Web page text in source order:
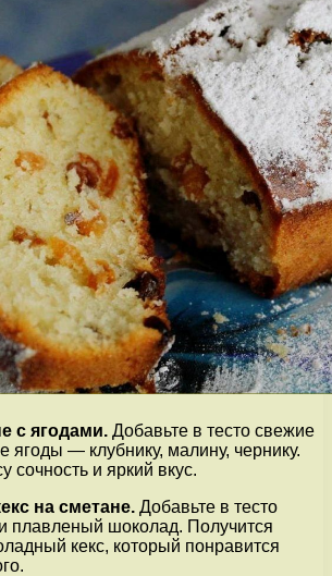
с ягодами. Добавьте в тесто свежие
ягоды — клубнику, малину, чернику.
сочность и яркий вкус.
на сметане. Добавьте в тесто
плавленый шоколад. Получится
кекс, который понравится